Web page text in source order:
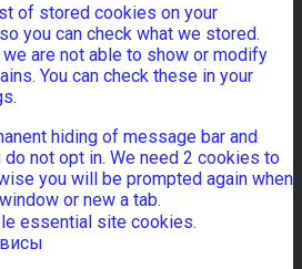
of stored cookies on your
you can check what we stored.
are not able to show or modify
You can check these in your
hiding of message bar and
not opt in. We need 2 cookies to
you will be prompted again when
or new a tab.
essential site cookies.